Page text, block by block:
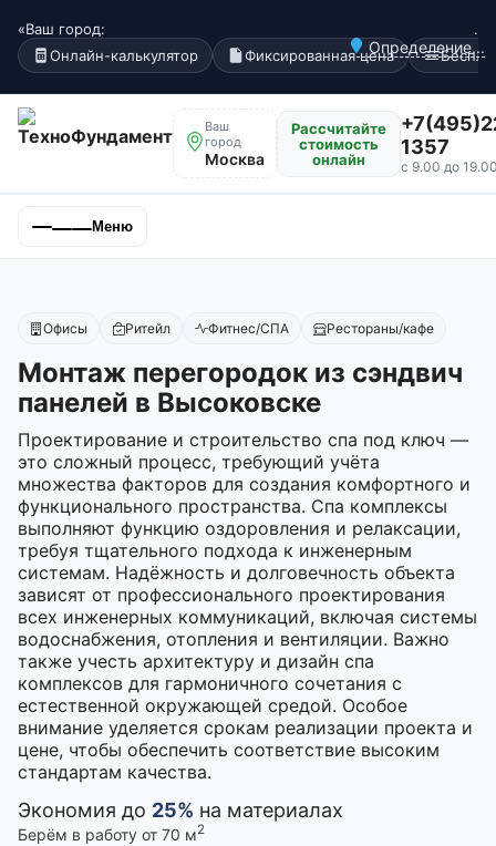
«Ваш город:
Определение...
.
Онлайн-калькулятор
Фиксированная цена
Ваш
город
Москва
Рассчитайте
стоимость
онлайн
1357
с 9.00 до
Меню
Офисы Ритейл Фитнес/СПА Рестораны/кафе
Монтаж перегородок из сэндвич
панелей в Высоковске
Проектирование и строительство спа под ключ —
это сложный процесс, требующий учёта
множества факторов для создания комфортного и
функционального пространства. Спа комплексы
выполняют функцию оздоровления и релаксации,
требуя тщательного подхода к инженерным
системам. Надёжность и долговечность объекта
зависят от профессионального проектирования
всех инженерных коммуникаций, включая системы
водоснабжения, отопления и вентиляции. Важно
также учесть архитектуру и дизайн спа
комплексов для гармоничного сочетания с
естественной окружающей средой. Особое
внимание уделяется срокам реализации проекта и
цене, чтобы обеспечить соответствие высоким
стандартам качества.
Экономия до 25% на материалах
Берём в работу от 70 м2